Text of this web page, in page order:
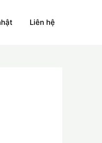
Liên hệ